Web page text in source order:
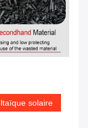
solaire